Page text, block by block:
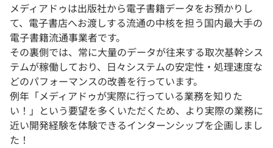
メディアドゥは出版社から電子書籍データをお預かりし
て、電子書店へお渡しする流通の中核を担う国内最大手の
電子書籍流通事業者です。
その裏側では、常に大量のデータが往来する取次基幹シス
テムが稼働しており、日々システムの安定性・処理速度な
どのパフォーマンスの改善を行っています。
例年「メディアドゥが実際に行っている業務を知りた
い！」という要望を多くいただくため、より実際の業務に
近い開発経験を体験できるインターンシップを企画しまし
た！